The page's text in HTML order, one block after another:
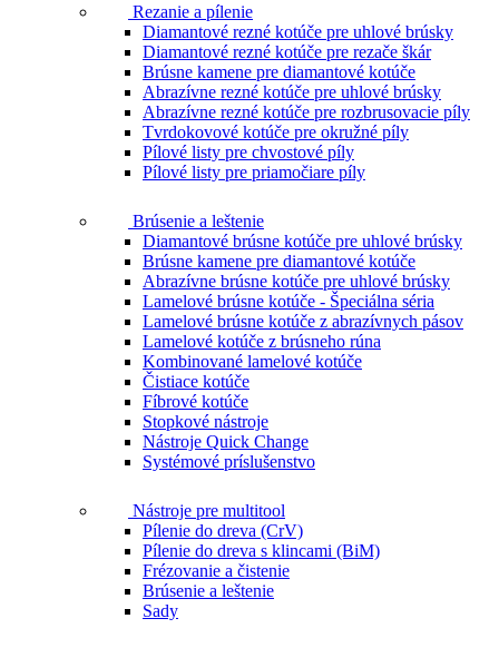
Rezanie a pílenie
Diamantové rezné kotúče pre uhlové brúsky
Diamantové rezné kotúče pre rezače škár
Brúsne kamene pre diamantové kotúče
Abrazívne rezné kotúče pre uhlové brúsky
Abrazívne rezné kotúče pre rozbrusovacie píly
Tvrdokovové kotúče pre okružné píly
Pílové listy pre chvostové píly
Pílové listy pre priamočiare píly
Brúsenie a leštenie
Diamantové brúsne kotúče pre uhlové brúsky
Brúsne kamene pre diamantové kotúče
Abrazívne brúsne kotúče pre uhlové brúsky
Lamelové brúsne kotúče - Špeciálna séria
Lamelové brúsne kotúče z abrazívnych pásov
Lamelové kotúče z brúsneho rúna
Kombinované lamelové kotúče
Čistiace kotúče
Fíbrové kotúče
Stopkové nástroje
Nástroje Quick Change
Systémové príslušenstvo
Nástroje pre multitool
Pílenie do dreva (CrV)
Pílenie do dreva s klincami (BiM)
Frézovanie a čistenie
Brúsenie a leštenie
Sady